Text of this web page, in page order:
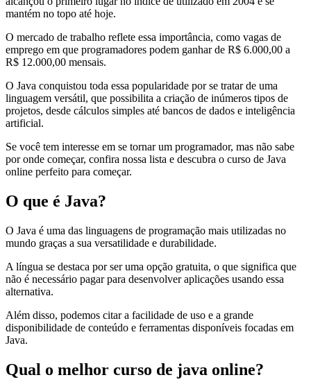
mantém no topo até hoje.
O mercado de trabalho reflete essa importância, como vagas de
emprego em que programadores podem ganhar de R$ 6.000,00 a
R$ 12.000,00 mensais.
O Java conquistou toda essa popularidade por se tratar de uma
linguagem versátil, que possibilita a criação de inúmeros tipos de
projetos, desde cálculos simples até bancos de dados e inteligência
artificial.
Se você tem interesse em se tornar um programador, mas não sabe
por onde começar, confira nossa lista e descubra o curso de Java
online perfeito para começar.
O que é Java?
O Java é uma das linguagens de programação mais utilizadas no
mundo graças a sua versatilidade e durabilidade.
A língua se destaca por ser uma opção gratuita, o que significa que
não é necessário pagar para desenvolver aplicações usando essa
alternativa.
Além disso, podemos citar a facilidade de uso e a grande
disponibilidade de conteúdo e ferramentas disponíveis focadas em
Java.
Qual o melhor curso de java online?